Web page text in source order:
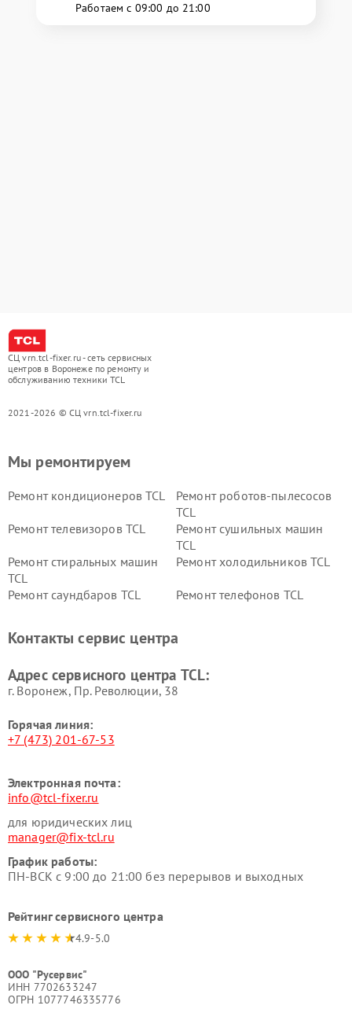
Работаем с 09:00 до 21:00
СЦ vrn.tcl-fixer.ru - сеть сервисных
центров в Воронеже по ремонту и
обслуживанию техники TCL
2021-2026 © СЦ vrn.tcl-fixer.ru
Мы ремонтируем
Ремонт кондиционеров TCL
Ремонт роботов-пылесосов
TCL
Ремонт телевизоров TCL
Ремонт сушильных машин
TCL
Ремонт стиральных машин
TCL
Ремонт холодильников TCL
Ремонт саундбаров TCL Ремонт телефонов TCL
Контакты сервис центра
Адрес сервисного центра TCL:
г. Воронеж, Пр. Революции, 38
Горячая линия:
+7 (473) 201-67-53
Электронная почта:
info@tcl-fixer.ru
для юридических лиц
manager@fix-tcl.ru
График работы:
ПН-ВСК с 9:00 до 21:00 без перерывов и выходных
Рейтинг сервисного центра
4.9-5.0
ООО "Русервис"
ИНН 7702633247
ОГРН 1077746335776